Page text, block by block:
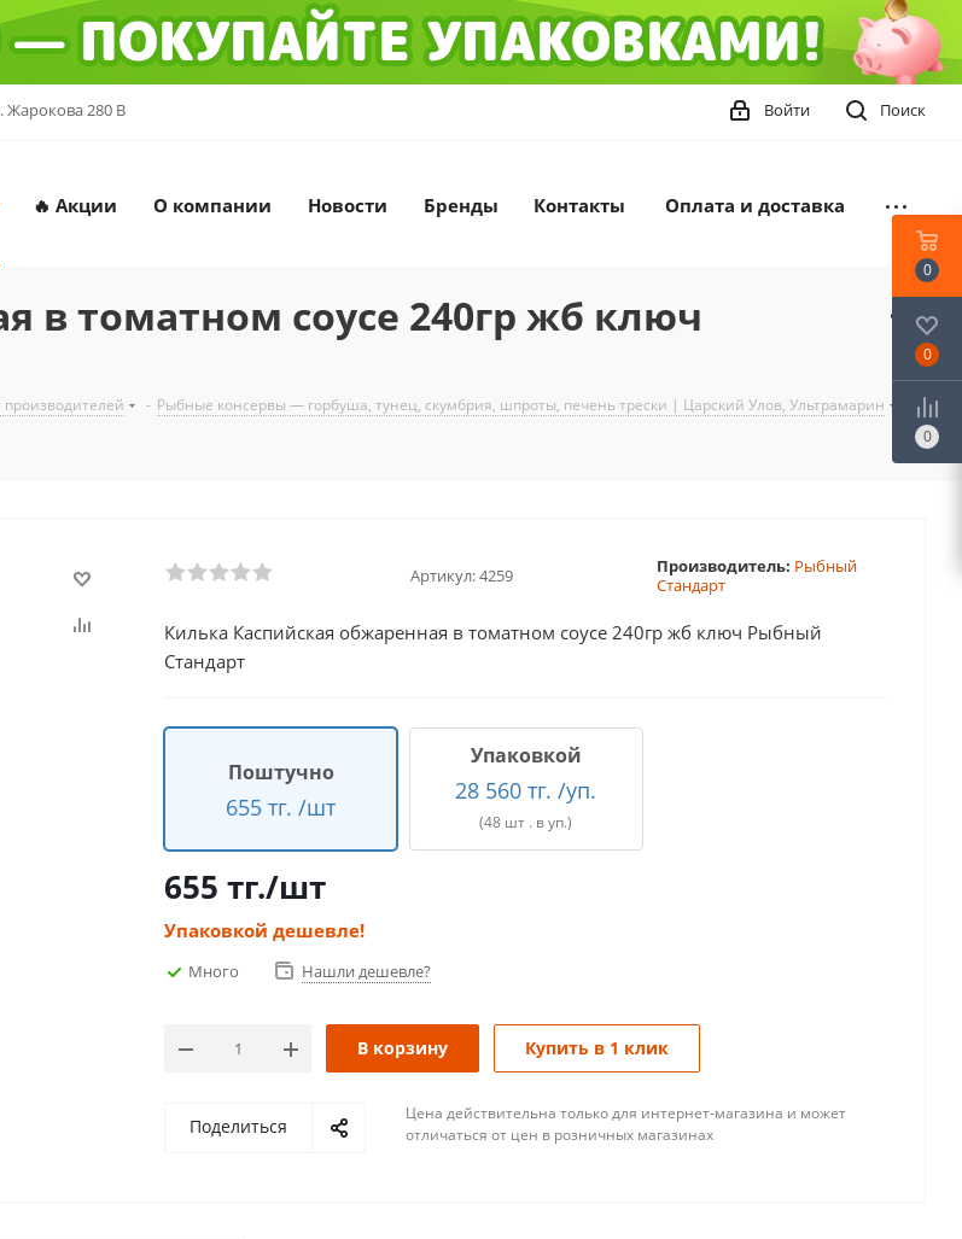
Жарокова 280 В Поиск
Войти
🔥 Акции О компании Новости Бренды Контакты Оплата и доставка
в томатном соусе 240гр жб ключ
- Рыбные консервы — горбуша, тунец, скумбрия, шпроты, печень трески | Царский Улов, Ультрамарин
Артикул:4259 Производитель: Рыбный
Стандарт
Килька Каспийская обжаренная в томатном соусе 240гр жб ключ Рыбный
Стандарт
Поштучно
655 тг. /шт
Упаковкой
28 560 тг. /уп.
(48 шт . в уп.)
655 тг./шт
Упаковкой дешевле!
Много Нашли дешевле?
В корзину Купить в 1 клик
Поделиться
Цена действительна только для интернет-магазина и может
отличаться от цен в розничных магазинах
0
0
0